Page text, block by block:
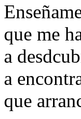
que me
a
a
que